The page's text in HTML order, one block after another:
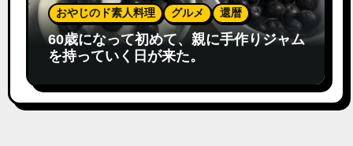
おやじのド素人料理 グルメ 還暦
60歳になって初めて、親に手作りジャム
を持っていく日が来た。